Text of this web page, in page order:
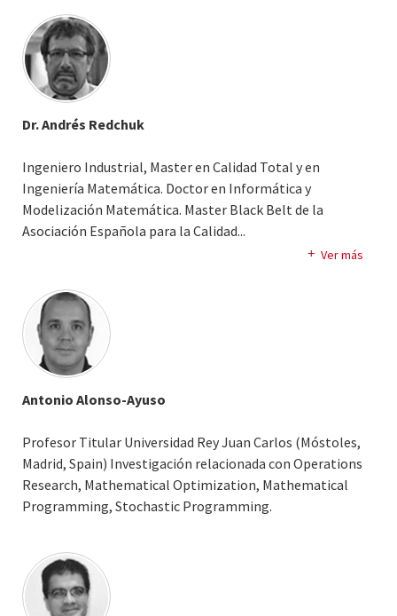
Multimodalidad. Algunas publicaciones recientes:
“Framework for Multi-Criteria Decision Management in
Watershed Restoration”. Journal of Hydroinformatics
(2012); “Robust multi criteria wastewater treatment
alternatives selection - a case study” Uncertainty and
of water and nutrient management of different
agricultural management strategies in Africa”. Journal of
Environmental Informatics (2015).
Mejora Continua de ENUSA Industrias Avanzadas.
Colaborador Honorario de la Universidad Rey Juan Carlos.
Dr. Andrés Redchuk
Ingeniero Industrial, Master en Calidad Total y en
Ingeniería Matemática. Doctor en Informática y
Modelización Matemática. Master Black Belt de la
Asociación Española para la Calidad...
Profesor Titular de la Facultad de Ingeniería de la UNLZ.
Excelencia Operacional. UNLZ. Argentina.
Ver más
Antonio Alonso-Ayuso
Profesor Titular Universidad Rey Juan Carlos (Móstoles,
Madrid, Spain) Investigación relacionada con Operations
Research, Mathematical Optimization, Mathematical
Programming, Stochastic Programming.